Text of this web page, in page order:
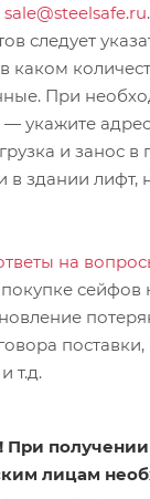
sale@steelsafe.ru
следует
каком
При
— укажите
и занос
в здании лифт,
на
т.д.
При получении
лицам